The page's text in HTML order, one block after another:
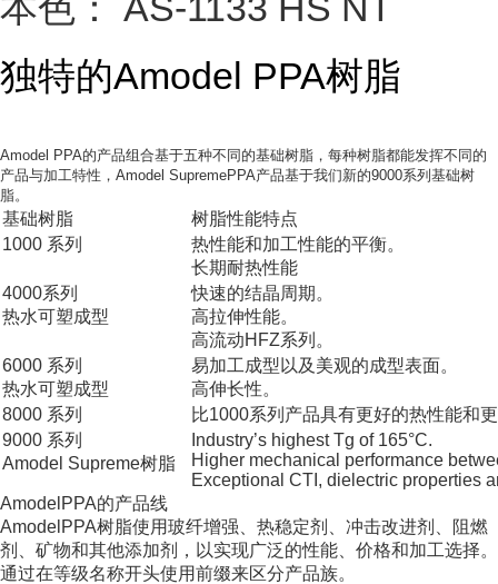
独特的Amodel PPA树脂
Amodel PPA的产品组合基于五种不同的基础树脂，每种树脂都能发挥不同的
产品与加工特性，Amodel SupremePPA产品基于我们新的9000系列基础树
脂。
基础树脂
树脂性能特点
1000 系列
热性能和加工性能的平衡。
长期耐热性能
4000系列
热水可塑成型
快速的结晶周期。
高拉伸性能。
高流动HFZ系列。
6000 系列
热水可塑成型
易加工成型以及美观的成型表面。
高伸长性。
8000 系列
比1000系列产品具有更好的热性能和
9000 系列
Amodel Supreme树脂
Industry’s highest Tg of 165°C.
Higher mechanical performance
Exceptional CTI, dielectric properties
AmodelPPA的产品线
AmodelPPA树脂使用玻纤增强、热稳定剂、冲击改进剂、阻燃
剂、矿物和其他添加剂，以实现广泛的性能、价格和加工选择。
通过在等级名称开头使用前缀来区分产品族。